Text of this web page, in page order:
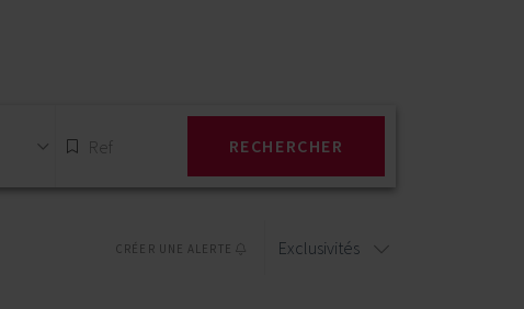
RECHERCHER
CRÉER UNE ALERTE
Exclusivités